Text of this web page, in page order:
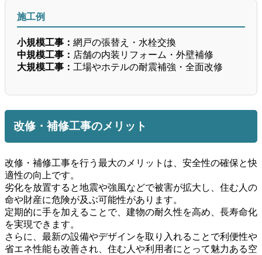
施工例
小規模工事： 網戸の張替え・水栓交換
中規模工事： 店舗の内装リフォーム・外壁補修
大規模工事： 工場やホテルの耐震補強・全面改修
改修・補修工事のメリット
改修・補修工事を行う最大のメリットは、安全性の確保と快
適性の向上です。
劣化を放置すると地震や強風などで被害が拡大し、住む人の
命や財産に危険が及ぶ可能性があります。
定期的に手を加えることで、建物の耐久性を高め、長寿命化
を実現できます。
さらに、最新の設備やデザインを取り入れることで利便性や
省エネ性能も改善され、住む人や利用者にとって魅力ある空